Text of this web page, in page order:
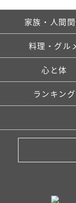
家族・人間
料理・グル
心と体
ランキング